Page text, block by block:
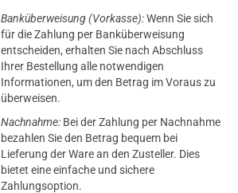
Banküberweisung (Vorkasse):Wenn Sie sich
für die Zahlung per Banküberweisung
entscheiden, erhalten Sie nach Abschluss
Ihrer Bestellung alle notwendigen
Informationen, um den Betrag im Voraus zu
überweisen.
Nachnahme: Bei der Zahlung per Nachnahme
bezahlen Sie den Betrag bequem bei
Lieferung der Ware an den Zusteller. Dies
bietet eine einfache und sichere
Zahlungsoption.